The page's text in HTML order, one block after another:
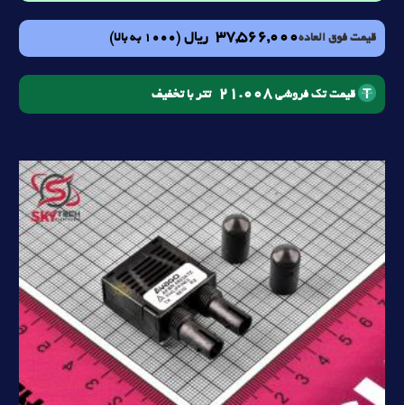
قیمت فوق العاده37,566,000 ریال (1000 به بالا)
قیمت تک فروشی 21.008 تتر با تخفیف